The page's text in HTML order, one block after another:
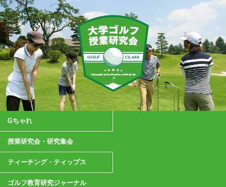
Gちゃれ
授業研究会・研究集会
ティーチング・ティップス
ゴルフ教育研究ジャーナル